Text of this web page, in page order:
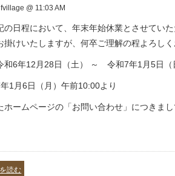
@ 11:03 AM
の日程において、年末年始休業とさせてい
掛けいたしますが、何卒ご理解の程よろし
和6年12月28日（土） ～ 令和7年1月5日（
1月6日（月）午前10:00より
ホームページの「お問い合わせ」につきま
読む